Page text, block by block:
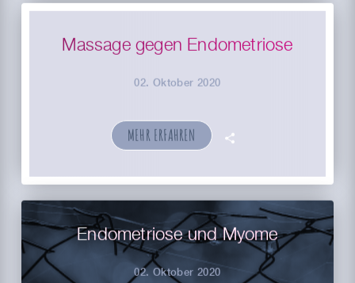
Massage gegen Endometriose
02. Oktober 2020
MEHR ERFAHREN 🗣
Endometriose und Myome
02. Oktober 2020